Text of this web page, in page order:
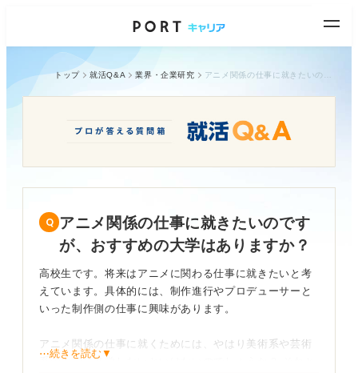
トップ 就活Q&A 業界・企業研究
アニメ関係の仕事に就きたいのです
が、おすすめの大学はありますか？
高校生です。将来はアニメに関わる仕事に就きたいと考
えています。具体的には、制作進行やプロデューサーと
いった制作側の仕事に興味があります。
アニメ関係の仕事に就くためには、やはり美術系や芸術
系の大学に進学しないといけないのでしょうか？ それと
⋯続きを読む▼